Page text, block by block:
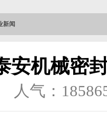
新闻
安机械密
人气：